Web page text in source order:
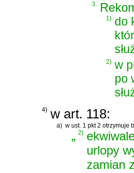
3.
1) do
2) w
po
4) w art. 118:
a) w ust. 1 pkt 2 otrzymuje
„2)
urlopy
zamian